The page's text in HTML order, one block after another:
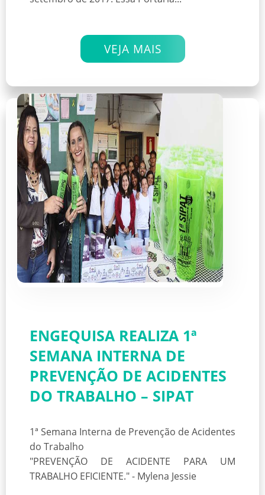
VEJA MAIS
ENGEQUISA REALIZA 1ª
SEMANA INTERNA DE
PREVENÇÃO DE ACIDENTES
DO TRABALHO – SIPAT
1ª Semana Interna de Prevenção de Acidentes
do Trabalho
"PREVENÇÃO DE ACIDENTE PARA UM
TRABALHO EFICIENTE." - Mylena Jessie